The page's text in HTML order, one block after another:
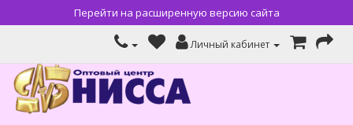
Перейти на расширенную версию сайта
Личный кабинет